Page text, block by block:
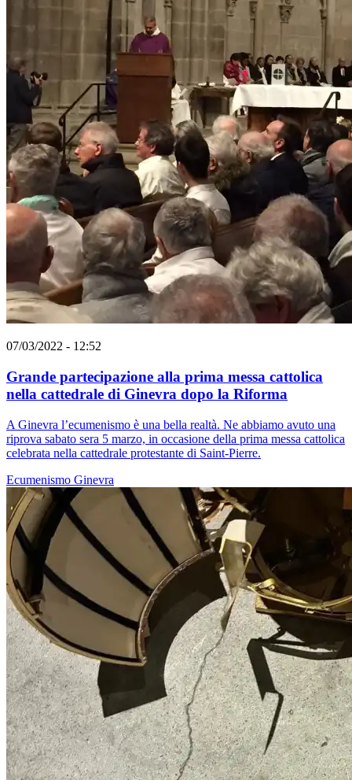
07/03/2022 - 12:52
Grande partecipazione alla prima messa cattolica
nella cattedrale di Ginevra dopo la Riforma
A Ginevra l’ecumenismo è una bella realtà. Ne abbiamo avuto una
riprova sabato sera 5 marzo, in occasione della prima messa cattolica
celebrata nella cattedrale protestante di Saint-Pierre.
Ecumenismo Ginevra